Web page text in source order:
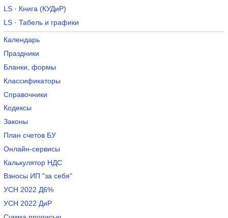
LS · Книга (КУДиР)
LS · Табель и графики
Календарь
Праздники
Бланки, формы
Классификаторы
Справочники
Кодексы
Законы
План счетов БУ
Онлайн-сервисы
Калькулятор НДС
Взносы ИП "за себя"
УСН 2022 Д6%
УСН 2022 ДиР